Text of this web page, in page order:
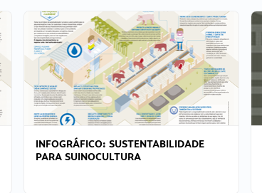
INFOGRÁFICO: SUSTENTABILIDADE
PARA SUINOCULTURA